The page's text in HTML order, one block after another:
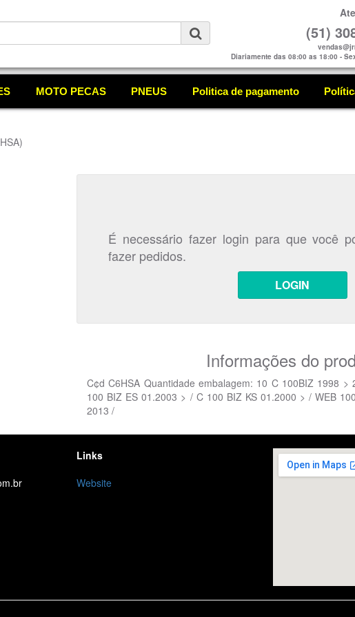
(51)
Diariamente das 08:00 as 18:00 -
MOTO PECAS PNEUS Politica de pagamento
É necessário fazer login para que você
fazer pedidos.
LOGIN
Informações do
C¢d C6HSA Quantidade embalagem: 10 C 100BIZ 1998
100 BIZ ES 01.2003 > / C 100 BIZ KS 01.2000 > / WEB
2013 /
Links
Website